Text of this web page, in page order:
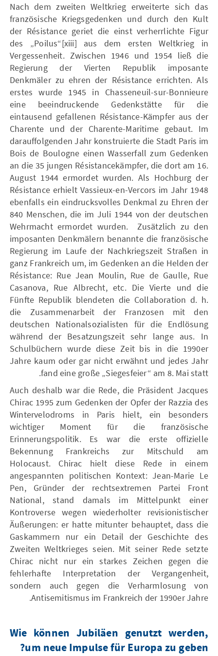
Nach dem zweiten Weltkrieg erweiterte sich das
französische Kriegsgedenken und durch den Kult
der Résistance geriet die einst verherrlichte Figur
des „Poilus“[xiii] aus dem ersten Weltkrieg in
Vergessenheit. Zwischen 1946 und 1954 ließ die
Regierung der Vierten Republik imposante
Denkmäler zu ehren der Résistance errichten. Als
erstes wurde 1945 in Chasseneuil-sur-Bonnieure
eine beeindruckende Gedenkstätte für die
eintausend gefallenen Résistance-Kämpfer aus der
Charente und der Charente-Maritime gebaut. Im
darauffolgenden Jahr konstruierte die Stadt Paris im
Bois de Boulogne einen Wasserfall zum Gedenken
an die 35 jungen Résistancekämpfer, die dort am 16.
August 1944 ermordet wurden. Als Hochburg der
Résistance erhielt Vassieux-en-Vercors im Jahr 1948
ebenfalls ein eindrucksvolles Denkmal zu Ehren der
840 Menschen, die im Juli 1944 von der deutschen
Wehrmacht ermordet wurden. Zusätzlich zu den
imposanten Denkmälern benannte die französische
Regierung im Laufe der Nachkriegszeit Straßen in
ganz Frankreich um, im Gedenken an die Helden der
Résistance: Rue Jean Moulin, Rue de Gaulle, Rue
Casanova, Rue Albrecht, etc. Die Vierte und die
Fünfte Republik blendeten die Collaboration d. h.
die Zusammenarbeit der Franzosen mit den
deutschen Nationalsozialisten für die Endlösung
während der Besatzungszeit sehr lange aus. In
Schulbüchern wurde diese Zeit bis in die 1990er
Jahre kaum oder gar nicht erwähnt und jedes Jahr
fand eine große „Siegesfeier“ am 8. Mai statt.
Auch deshalb war die Rede, die Präsident Jacques
Chirac 1995 zum Gedenken der Opfer der Razzia des
Wintervelodroms in Paris hielt, ein besonders
wichtiger Moment für die französische
Erinnerungspolitik. Es war die erste offizielle
Bekennung Frankreichs zur Mitschuld am
Holocaust. Chirac hielt diese Rede in einem
angespannten politischen Kontext: Jean-Marie Le
Pen, Gründer der rechtsextremen Partei Front
National, stand damals im Mittelpunkt einer
Kontroverse wegen wiederholter revisionistischer
Äußerungen: er hatte mitunter behauptet, dass die
Gaskammern nur ein Detail der Geschichte des
Zweiten Weltkrieges seien. Mit seiner Rede setzte
Chirac nicht nur ein starkes Zeichen gegen die
fehlerhafte Interpretation der Vergangenheit,
sondern auch gegen die Verharmlosung von
Antisemitismus im Frankreich der 1990er Jahre.
Wie können Jubiläen genutzt werden,
um neue Impulse für Europa zu geben?